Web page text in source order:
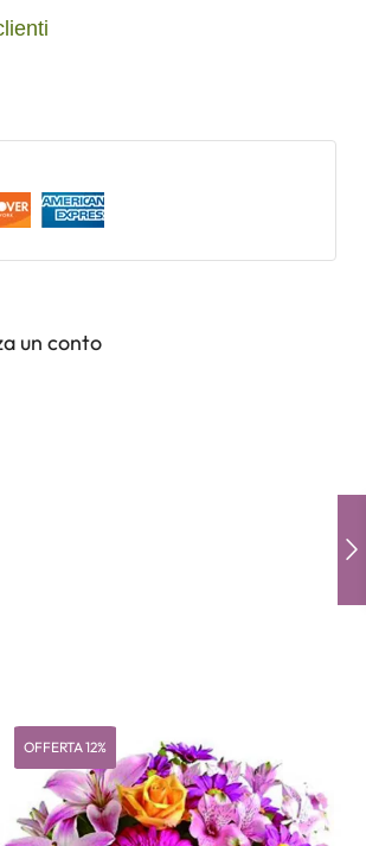
un conto
OFFERTA 12%